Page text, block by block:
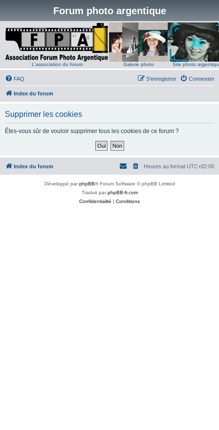
Forum photo argentique
L'association du forum Galerie photo Site photo
FAQ Connexion
S’enregistrer
Index du forum
Supprimer les cookies
Êtes-vous sûr de vouloir supprimer tous les cookies de ce forum ?
Index du forum Heures au format UTC+02:00
Développé parphpBB® Forum Software © phpBB Limited
Traduit parphpBB-fr.com
Confidentialité | Conditions